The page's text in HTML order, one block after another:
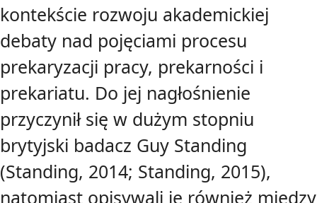
kontekście rozwoju akademickiej
debaty nad pojęciami procesu
prekaryzacji pracy, prekarności i
prekariatu. Do jej nagłośnienie
przyczynił się w dużym stopniu
brytyjski badacz Guy Standing
(Standing, 2014; Standing, 2015),
natomiast opisywali je również między